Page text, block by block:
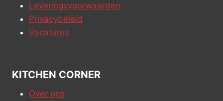
Leveringsvoorwaarden
Privacybeleid
Vacatures
KITCHEN CORNER
Over ons